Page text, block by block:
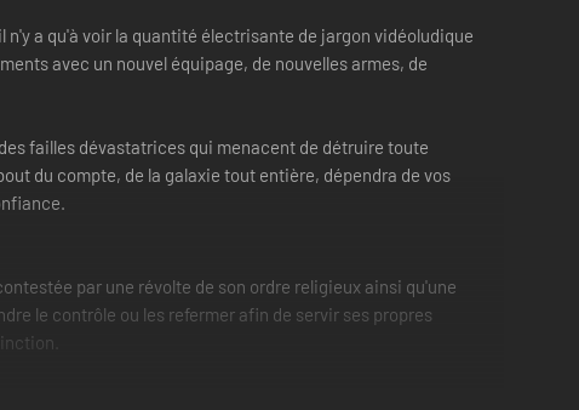
a qu'à voir la quantité électrisante de jargon vidéoludique
avec un nouvel équipage, de nouvelles armes, de
failles dévastatrices qui menacent de détruire toute
du compte, de la galaxie tout entière, dépendra de vos
par une révolte de son ordre religieux ainsi qu'une
le contrôle ou les refermer afin de servir ses propres